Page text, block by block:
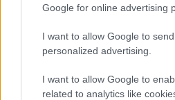
Google for online advertising
I want to allow Google to
personalized advertising.
I want to allow Google to
related to analytics like